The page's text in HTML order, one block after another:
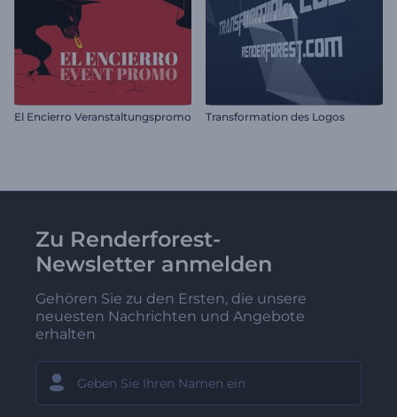
El Encierro Veranstaltungspromo Transformation des Logos
Zu Renderforest-
Newsletter anmelden
Gehören Sie zu den Ersten, die unsere
neuesten Nachrichten und Angebote
erhalten